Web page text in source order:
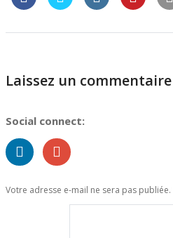
Laissez un commentaire
Social connect:
Votre adresse e-mail ne sera pas publiée.